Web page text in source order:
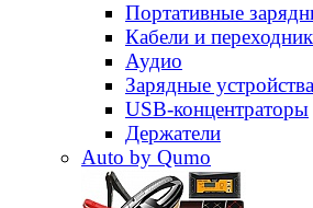
Портативные
Кабели и
Аудио
Зарядные устройства
USB-концентраторы
Держатели
Auto by Qumo